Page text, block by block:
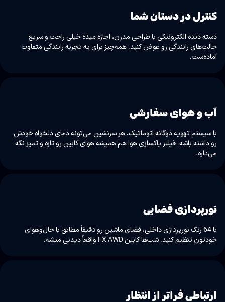
کنترل در دستان شما
دسته دنده الکترونیکی با طراحی مدرن، اجازه میده خیلی راحت و سریع
حالت‌های رانندگی رو عوض کنید. همه‌چیز برای یه تجربه رانندگی متفاوت
آماده‌ست.
آب و هوای سفارشی
با سیستم تهویه دوگانه اتوماتیک، هر سرنشین می‌تونه دمای دلخواه خودش
رو داشته باشه. فیلتر پاکسازی هوا هم همیشه هوای کابین رو تازه و تمیز نگه
می‌داره.
نورپردازی فضایی
با 64 رنگ نورپردازی داخلی، فضای ماشین رو دقیقاً مطابق با حال‌وهوای
خودتون تنظیم کنید. شب‌ها کابین FX AWD واقعاً دیدنی میشه.
ارتباطی فراتر از انتظار